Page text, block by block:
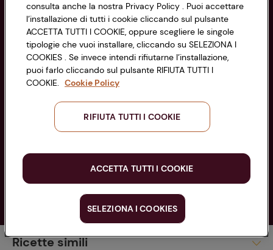
Ricette simili Piatti Unici
Servizio clienti
Seguici sui Social:
Scarica l'app
Copyright @ Conad 2025
consulta anche la nostra Privacy Policy . Puoi accettare
l’installazione di tutti i cookie cliccando sul pulsante
ACCETTA TUTTI I COOKIE, oppure scegliere le singole
tipologie che vuoi installare, cliccando su SELEZIONA I
COOKIES . Se invece intendi rifiutarne l’installazione,
puoi farlo cliccando sul pulsante RIFIUTA TUTTI I
COOKIE. Cookie Policy
RIFIUTA TUTTI I COOKIE
ACCETTA TUTTI I COOKIE
SELEZIONA I COOKIES